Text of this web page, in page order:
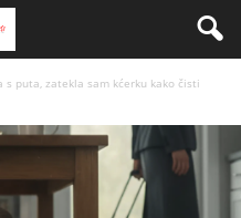
s puta, zatekla sam kćerku kako čisti